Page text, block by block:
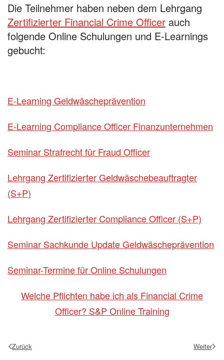
Die Teilnehmer haben neben dem Lehrgang
Zertifizierter Financial Crime Officer auch
folgende Online Schulungen und E-Learnings
gebucht:
E-Learning Geldwäscheprävention
E-Learning Compliance Officer Finanzunternehmen
Seminar Strafrecht für Fraud Officer
Lehrgang Zertifizierter Geldwäschebeauftragter
(S+P)
Lehrgang Zertifizierter Compliance Officer (S+P)
Seminar Sachkunde Update Geldwäscheprävention
Seminar-Termine für Online Schulungen
Welche Pflichten habe ich als Financial Crime
Officer? S&P Online Training
Zurück Weiter